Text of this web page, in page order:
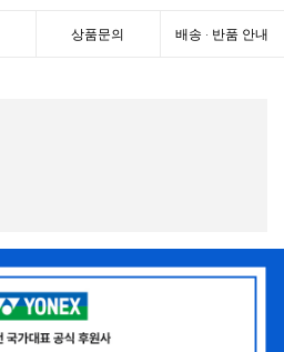
상품문의 배송 · 반품 안내